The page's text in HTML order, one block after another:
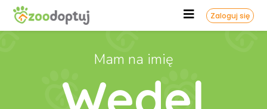
Zaloguj się
Mam na imię